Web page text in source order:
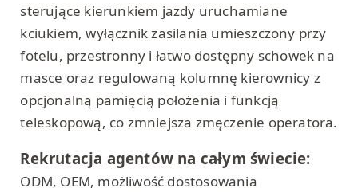
sterujące kierunkiem jazdy uruchamiane
kciukiem, wyłącznik zasilania umieszczony przy
fotelu, przestronny i łatwo dostępny schowek na
masce oraz regulowaną kolumnę kierownicy z
opcjonalną pamięcią położenia i funkcją
teleskopową, co zmniejsza zmęczenie operatora.
Rekrutacja agentów na całym świecie:
ODM, OEM, możliwość dostosowania